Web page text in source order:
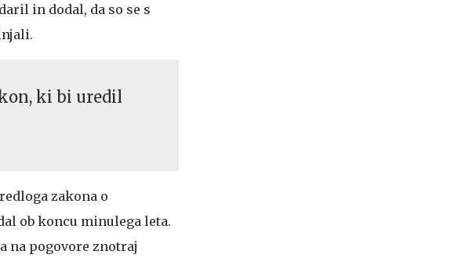
in dodal, da so se s
ki bi uredil
zakona o
ob koncu minulega leta.
na pogovore znotraj